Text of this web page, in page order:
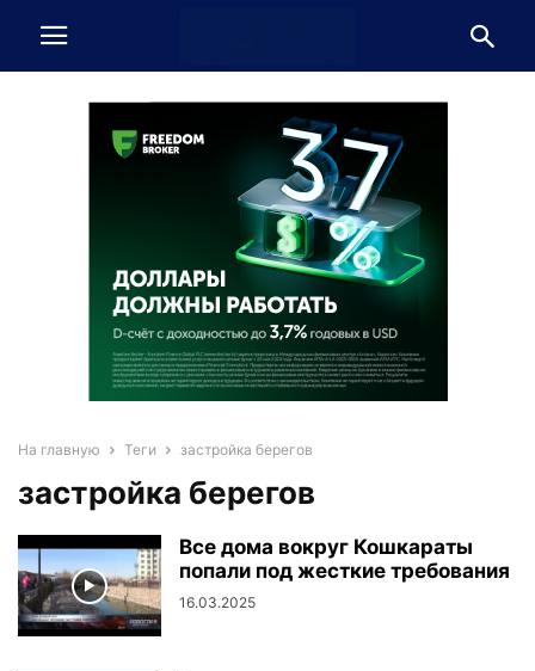
На главную Теги застройка берегов
застройка берегов
Все дома вокруг Кошкараты
попали под жесткие требования
16.03.2025